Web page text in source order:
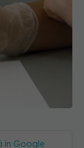
în Google